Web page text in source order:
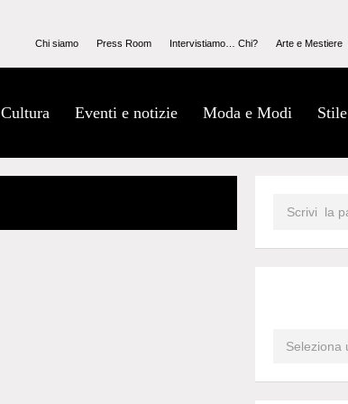
Chi siamo Press Room Intervistiamo… Chi? Arte e Mestiere
Cultura Eventi e notizie Moda e Modi Stile